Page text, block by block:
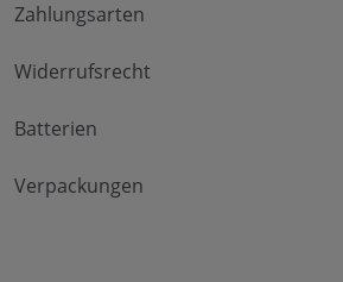
Zahlungsarten
Widerrufsrecht
Batterien
Verpackungen